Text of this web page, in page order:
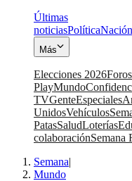
Últimas
noticiasPolíticaNación
Más
Elecciones 2026
PlayMundo
TVGenteEspeciales
UnidosVehículos
PatasSaludLoterías
colaboraciónSemana
Semana|
Mundo